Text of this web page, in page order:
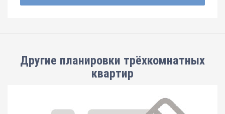
Другие планировки трёхкомнатных
квартир